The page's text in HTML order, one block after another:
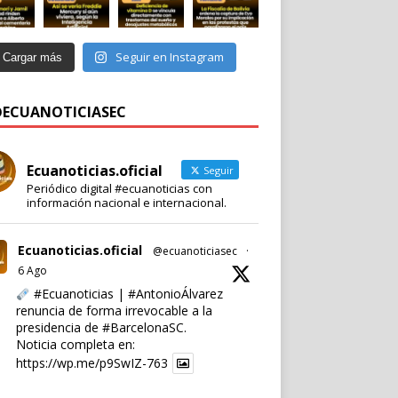
Cargar más Seguir en Instagram
Ecuanoticias.oficial Seguir
Periódico digital #ecuanoticias con
información nacional e internacional.
Ecuanoticias.oficial @ecuanoticiasec
·
6 Ago
#Ecuanoticias | #AntonioÁlvarez
renuncia de forma irrevocable a la
presidencia de #BarcelonaSC.
Noticia completa en:
https://wp.me/p9SwIZ-763